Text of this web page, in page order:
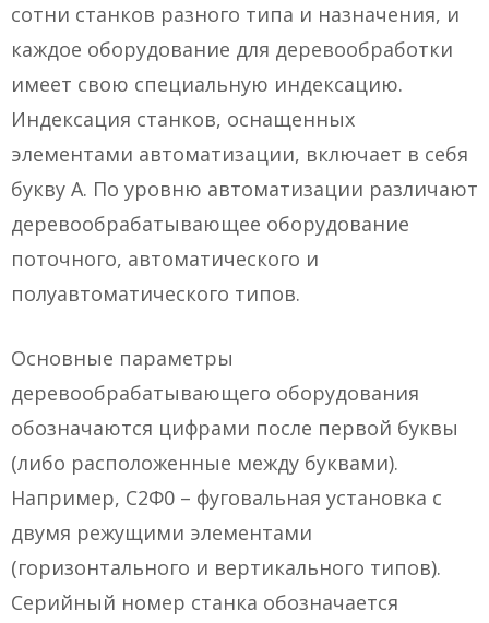
сотни станков разного типа и назначения, и
каждое оборудование для деревообработки
имеет свою специальную индексацию.
Индексация станков, оснащенных
элементами автоматизации, включает в себя
букву А. По уровню автоматизации различают
деревообрабатывающее оборудование
поточного, автоматического и
полуавтоматического типов.
Основные параметры
деревообрабатывающего оборудования
обозначаются цифрами после первой буквы
(либо расположенные между буквами).
Например, С2Ф0 – фуговальная установка с
двумя режущими элементами
(горизонтального и вертикального типов).
Серийный номер станка обозначается